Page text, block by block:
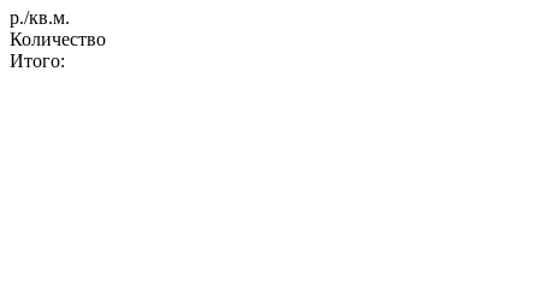
р./кв.м.
Количество
Итого: